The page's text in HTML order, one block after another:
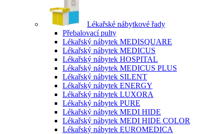
Lékařské nábytkové řady
Přebalovací pulty
Lékařský nábytek MEDISQUARE
Lékařský nábytek MEDICUS
Lékařský nábytek HOSPITAL
Lékařský nábytek MEDICUS PLUS
Lékařský nábytek SILENT
Lékařský nábytek ENERGY
Lékařský nábytek LUXORA
Lékařský nábytek PURE
Lékařský nábytek MEDI HIDE
Lékařský nábytek MEDI HIDE COLOR
Lékařský nábytek EUROMEDICA